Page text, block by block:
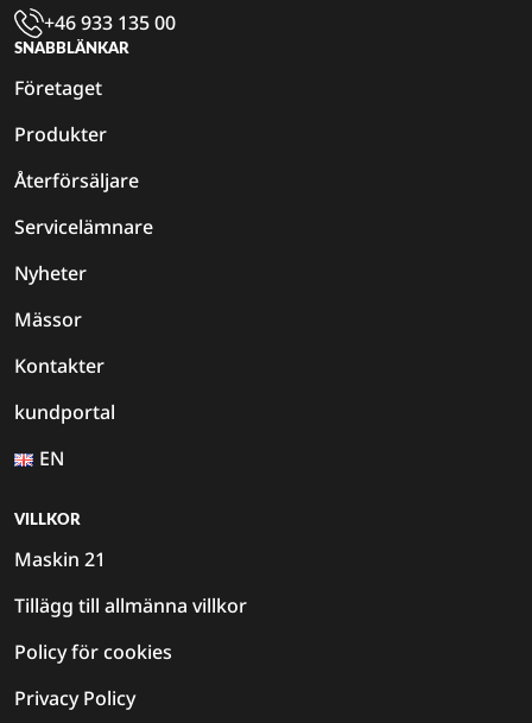
+46 933 135 00
SNABBLÄNKAR
Företaget
Produkter
Återförsäljare
Servicelämnare
Nyheter
Mässor
Kontakter
kundportal
EN
VILLKOR
Maskin 21
Tillägg till allmänna villkor
Policy för cookies
Privacy Policy